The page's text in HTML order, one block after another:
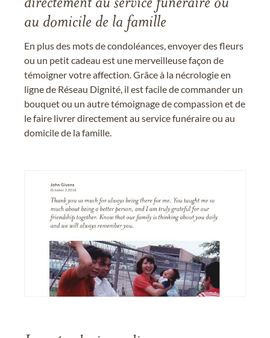
directement au service funéraire ou
au domicile de la famille
En plus des mots de condoléances, envoyer des fleurs
ou un petit cadeau est une merveilleuse façon de
témoigner votre affection. Grâce à la nécrologie en
ligne de Réseau Dignité, il est facile de commander un
bouquet ou un autre témoignage de compassion et de
le faire livrer directement au service funéraire ou au
domicile de la famille.